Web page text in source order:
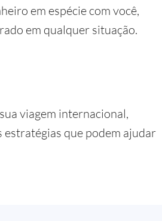
em espécie com você,
em qualquer situação.
viagem internacional,
estratégias que podem ajudar